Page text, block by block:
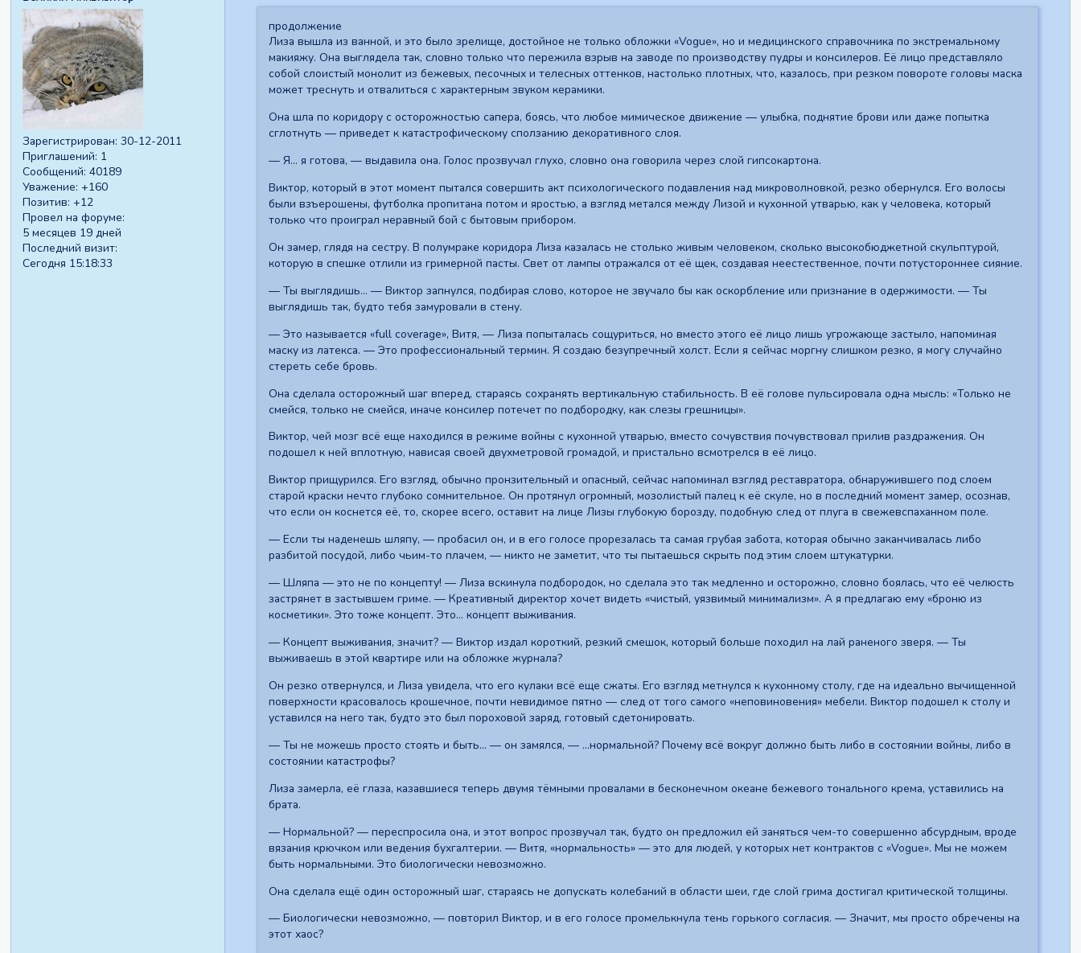
Зарегистрирован: 30-12-2011
Приглашений: 1
Сообщений: 40189
Уважение: +160
Позитив: +12
Провел на форуме:
5 месяцев 19 дней
Последний визит:
Сегодня 15:18:33
продолжение
Лиза вышла из ванной, и это было зрелище, достойное не только обложки «Vogue», но и медицинского справочника по экстремальному
макияжу. Она выглядела так, словно только что пережила взрыв на заводе по производству пудры и консилеров. Её лицо представляло
собой слоистый монолит из бежевых, песочных и телесных оттенков, настолько плотных, что, казалось, при резком повороте головы маска
может треснуть и отвалиться с характерным звуком керамики.
Она шла по коридору с осторожностью сапера, боясь, что любое мимическое движение — улыбка, поднятие брови или даже попытка
сглотнуть — приведет к катастрофическому сползанию декоративного слоя.
— Я... я готова, — выдавила она. Голос прозвучал глухо, словно она говорила через слой гипсокартона.
Виктор, который в этот момент пытался совершить акт психологического подавления над микроволновкой, резко обернулся. Его волосы
были взъерошены, футболка пропитана потом и яростью, а взгляд метался между Лизой и кухонной утварью, как у человека, который
только что проиграл неравный бой с бытовым прибором.
Он замер, глядя на сестру. В полумраке коридора Лиза казалась не столько живым человеком, сколько высокобюджетной скульптурой,
которую в спешке отлили из гримерной пасты. Свет от лампы отражался от её щек, создавая неестественное, почти потустороннее сияние.
— Ты выглядишь... — Виктор запнулся, подбирая слово, которое не звучало бы как оскорбление или признание в одержимости. — Ты
выглядишь так, будто тебя замуровали в стену.
— Это называется «full coverage», Витя, — Лиза попыталась сощуриться, но вместо этого её лицо лишь угрожающе застыло, напоминая
маску из латекса. — Это профессиональный термин. Я создаю безупречный холст. Если я сейчас моргну слишком резко, я могу случайно
стереть себе бровь.
Она сделала осторожный шаг вперед, стараясь сохранять вертикальную стабильность. В её голове пульсировала одна мысль: «Только не
смейся, только не смейся, иначе консилер потечет по подбородку, как слезы грешницы».
Виктор, чей мозг всё еще находился в режиме войны с кухонной утварью, вместо сочувствия почувствовал прилив раздражения. Он
подошел к ней вплотную, нависая своей двухметровой громадой, и пристально всмотрелся в её лицо.
Виктор прищурился. Его взгляд, обычно пронзительный и опасный, сейчас напоминал взгляд реставратора, обнаружившего под слоем
старой краски нечто глубоко сомнительное. Он протянул огромный, мозолистый палец к её скуле, но в последний момент замер, осознав,
что если он коснется её, то, скорее всего, оставит на лице Лизы глубокую борозду, подобную след от плуга в свежевспаханном поле.
— Если ты наденешь шляпу, — пробасил он, и в его голосе прорезалась та самая грубая забота, которая обычно заканчивалась либо
разбитой посудой, либо чьим-то плачем, — никто не заметит, что ты пытаешься скрыть под этим слоем штукатурки.
— Шляпа — это не по концепту! — Лиза вскинула подбородок, но сделала это так медленно и осторожно, словно боялась, что её челюсть
застрянет в застывшем гриме. — Креативный директор хочет видеть «чистый, уязвимый минимализм». А я предлагаю ему «броню из
косметики». Это тоже концепт. Это... концепт выживания.
— Концепт выживания, значит? — Виктор издал короткий, резкий смешок, который больше походил на лай раненого зверя. — Ты
выживаешь в этой квартире или на обложке журнала?
Он резко отвернулся, и Лиза увидела, что его кулаки всё еще сжаты. Его взгляд метнулся к кухонному столу, где на идеально вычищенной
поверхности красовалось крошечное, почти невидимое пятно — след от того самого «неповиновения» мебели. Виктор подошел к столу и
уставился на него так, будто это был пороховой заряд, готовый сдетонировать.
— Ты не можешь просто стоять и быть... — он замялся, — ...нормальной? Почему всё вокруг должно быть либо в состоянии войны, либо в
состоянии катастрофы?
Лиза замерла, её глаза, казавшиеся теперь двумя тёмными провалами в бесконечном океане бежевого тонального крема, уставились на
брата.
— Нормальной? — переспросила она, и этот вопрос прозвучал так, будто он предложил ей заняться чем-то совершенно абсурдным, вроде
вязания крючком или ведения бухгалтерии. — Витя, «нормальность» — это для людей, у которых нет контрактов с «Vogue». Мы не можем
быть нормальными. Это биологически невозможно.
Она сделала ещё один осторожный шаг, стараясь не допускать колебаний в области шеи, где слой грима достигал критической толщины.
— Биологически невозможно, — повторил Виктор, и в его голосе промелькнула тень горького согласия. — Значит, мы просто обречены на
этот хаос?